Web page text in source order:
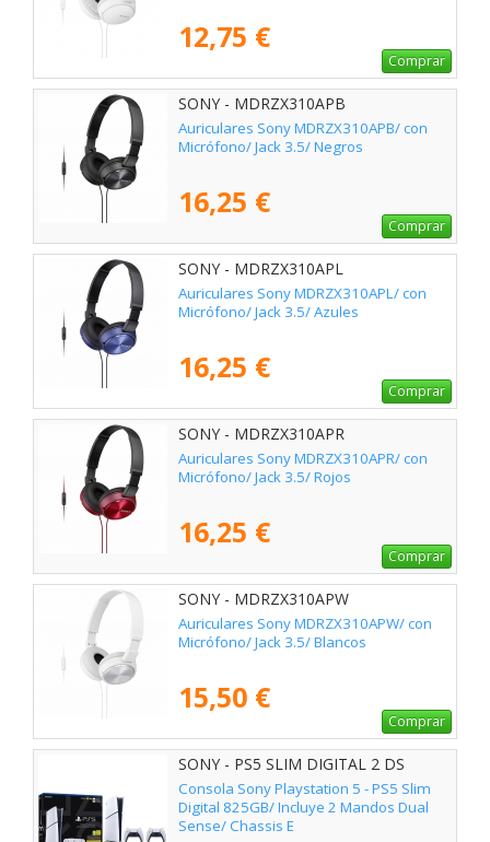
12,75 €
Comprar
SONY - MDRZX310APB
Auriculares Sony MDRZX310APB/ con
Micrófono/ Jack 3.5/ Negros
16,25 €
Comprar
SONY - MDRZX310APL
Auriculares Sony MDRZX310APL/ con
Micrófono/ Jack 3.5/ Azules
16,25 €
Comprar
SONY - MDRZX310APR
Auriculares Sony MDRZX310APR/ con
Micrófono/ Jack 3.5/ Rojos
16,25 €
Comprar
SONY - MDRZX310APW
Auriculares Sony MDRZX310APW/ con
Micrófono/ Jack 3.5/ Blancos
15,50 €
Comprar
SONY - PS5 SLIM DIGITAL 2 DS
Consola Sony Playstation 5 - PS5 Slim
Digital 825GB/ Incluye 2 Mandos Dual
Sense/ Chassis E